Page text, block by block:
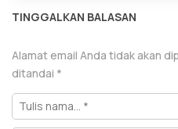
TINGGALKAN BALASAN
Alamat email Anda tidak akan
ditandai *